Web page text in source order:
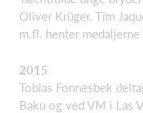
Oliver Krüger, Tim
m.fl. henter
2015
Tobias Fonnesbek
Baku og ved VM i Las